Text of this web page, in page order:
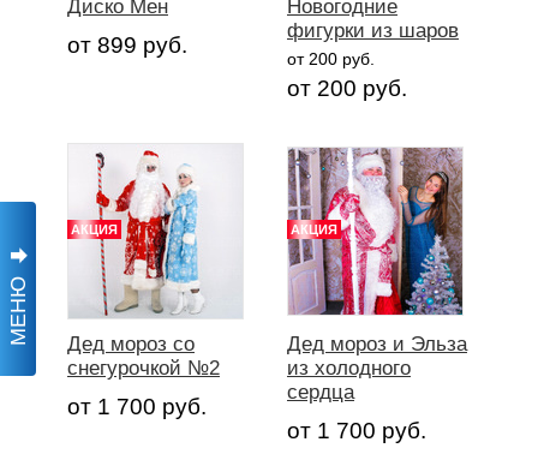
Диско Мен
от 899 руб.
Новогодние
фигурки из шаров
от 200 руб.
от 200 руб.
АКЦИЯ
Дед мороз со
снегурочкой №2
от 1 700 руб.
АКЦИЯ
Дед мороз и Эльза
из холодного
сердца
от 1 700 руб.
МЕНЮ